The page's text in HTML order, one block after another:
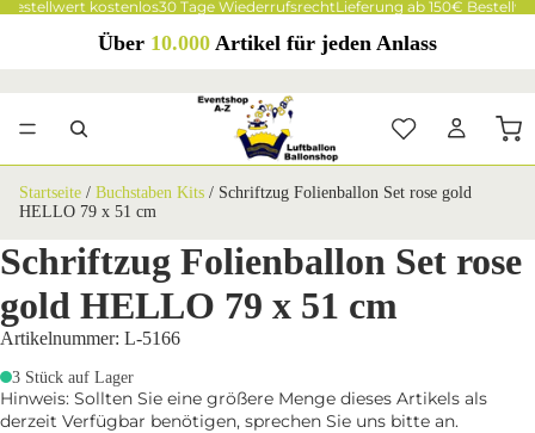
kostenlos30 Tage WiederrufsrechtLieferung ab 150€
Über 10.000 Artikel für jeden Anlass
Startseite / Buchstaben Kits / Schriftzug Folienballon Set rose gold
HELLO 79 x 51 cm
Schriftzug Folienballon Set rose
gold HELLO 79 x 51 cm
Artikelnummer: L-5166
3 Stück auf Lager
Hinweis: Sollten Sie eine größere Menge dieses Artikels als
derzeit Verfügbar benötigen, sprechen Sie uns bitte an.